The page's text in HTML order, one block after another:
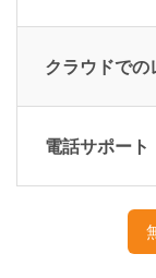
クラウドで
電話サポート